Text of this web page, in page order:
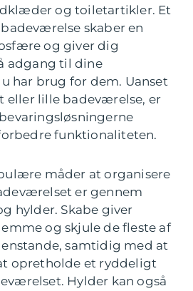
og toiletartikler. Et
skaber en
og giver dig
adgang til dine
har brug for dem. Uanset
eller lille badeværelse, er
funktionaliteten.
måder at organisere
er gennem
hylder. Skabe giver
og skjule de fleste af
samtidig med at
opretholde et ryddeligt
Hylder kan også